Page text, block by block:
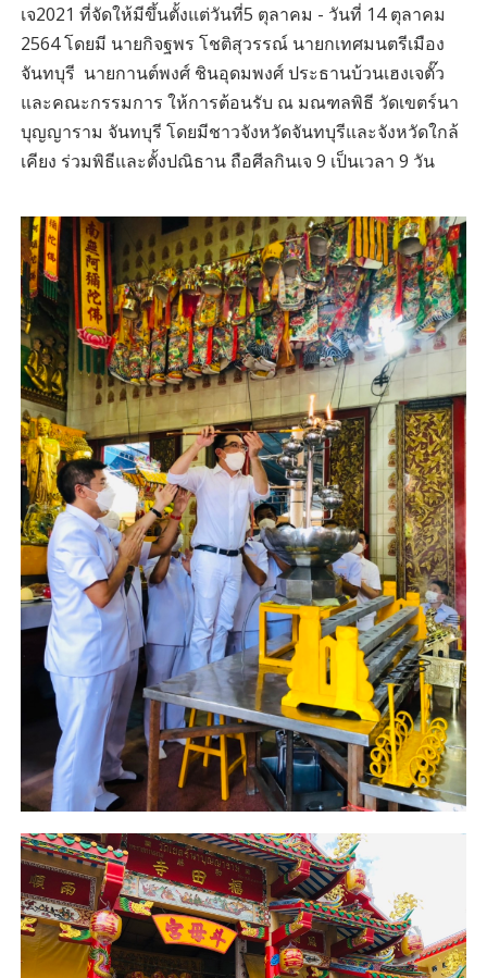
เจ2021 ที่จัดให้มีขึ้นตั้งแต่วันที่5 ตุลาคม - วันที่ 14 ตุลาคม
2564 โดยมี นายกิจฐพร โชติสุวรรณ์ นายกเทศมนตรีเมือง
จันทบุรี นายกานต์พงศ์ ชินอุดมพงศ์ ประธานบ้วนเฮงเจตั๊ว
และคณะกรรมการ ให้การต้อนรับ ณ มณฑลพิธี วัดเขตร์นา
บุญญาราม จันทบุรี โดยมีชาวจังหวัดจันทบุรีและจังหวัดใกล้
เคียง ร่วมพิธีและตั้งปณิธาน ถือศีลกินเจ 9 เป็นเวลา 9 วัน